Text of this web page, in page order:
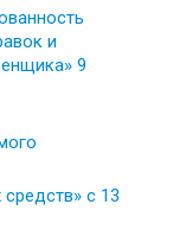
и
9
с 13